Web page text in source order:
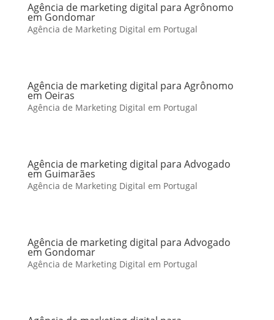
Agência de marketing digital para Agrônomo
em Gondomar
Agência de Marketing Digital em Portugal
Agência de marketing digital para Agrônomo
em Oeiras
Agência de Marketing Digital em Portugal
Agência de marketing digital para Advogado
em Guimarães
Agência de Marketing Digital em Portugal
Agência de marketing digital para Advogado
em Gondomar
Agência de Marketing Digital em Portugal